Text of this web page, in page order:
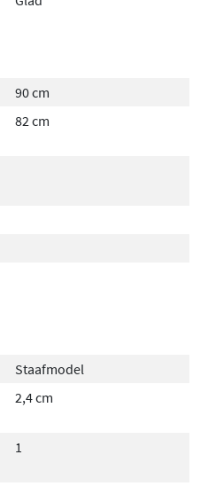
90 cm
82 cm
Staafmodel
2,4 cm
1